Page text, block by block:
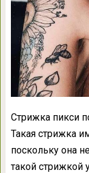
Стрижка пикси
Такая стрижка
поскольку она
такой стрижкой